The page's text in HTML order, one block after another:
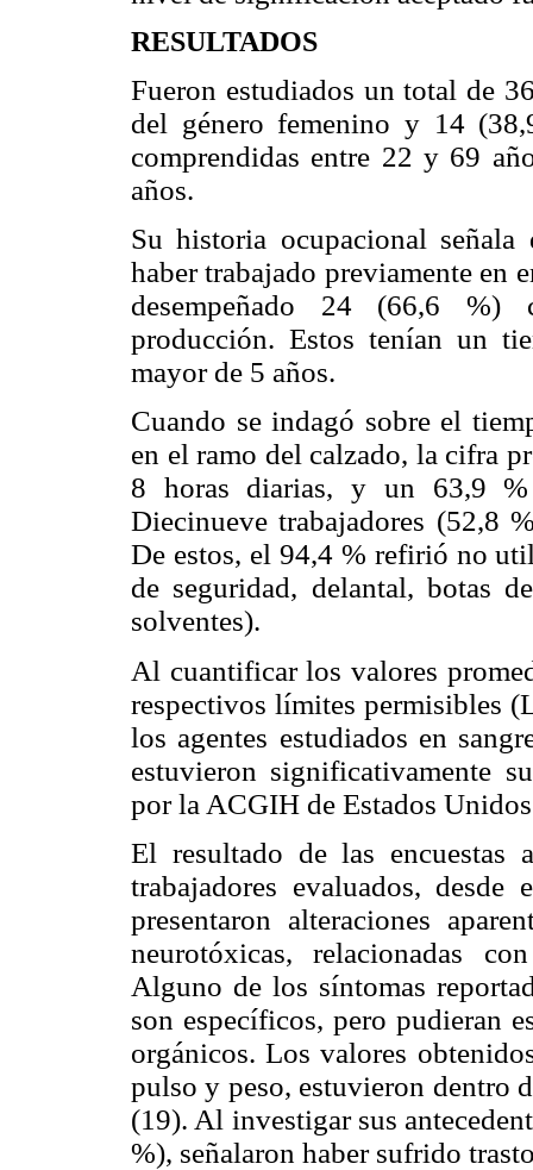
RESULTADOS
Fueron estudiados un total de
del género femenino y 14
comprendidas entre 22 y 69
años.
Su historia ocupacional
haber trabajado previamente en
desempeñado 24 (66,6 %)
producción. Estos tenían un
mayor de 5 años.
Cuando se indagó sobre el
en el ramo del calzado, la cifra
8 horas diarias, y un 63,9 %
Diecinueve trabajadores (52,8
De estos, el 94,4 % refirió no
de seguridad, delantal, botas
solventes).
Al cuantificar los valores
respectivos límites permisibles
los agentes estudiados en
estuvieron significativamente
por la ACGIH de Estados
El resultado de las encuestas
trabajadores evaluados,
presentaron alteraciones
neurotóxicas, relacionadas
Alguno de los síntomas
son específicos, pero pudieran
orgánicos. Los valores
pulso y peso, estuvieron dentro
(19). Al investigar sus
%), señalaron haber sufrido